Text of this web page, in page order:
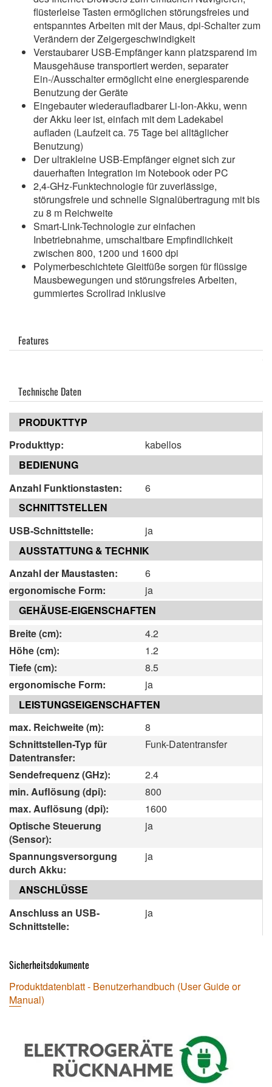
flüsterleise Tasten ermöglichen störungsfreies und
entspanntes Arbeiten mit der Maus, dpi-Schalter zum
Verändern der Zeigergeschwindigkeit
Verstaubarer USB-Empfänger kann platzsparend im
Mausgehäuse transportiert werden, separater
Ein-/Ausschalter ermöglicht eine energiesparende
Benutzung der Geräte
Eingebauter wiederaufladbarer Li-Ion-Akku, wenn
der Akku leer ist, einfach mit dem Ladekabel
aufladen (Laufzeit ca. 75 Tage bei alltäglicher
Benutzung)
Der ultrakleine USB-Empfänger eignet sich zur
dauerhaften Integration im Notebook oder PC
2,4-GHz-Funktechnologie für zuverlässige,
störungsfreie und schnelle Signalübertragung mit bis
zu 8 m Reichweite
Smart-Link-Technologie zur einfachen
Inbetriebnahme, umschaltbare Empfindlichkeit
zwischen 800, 1200 und 1600 dpi
Polymerbeschichtete Gleitfüße sorgen für flüssige
Mausbewegungen und störungsfreies Arbeiten,
gummiertes Scrollrad inklusive
Features
Technische Daten
PRODUKTTYP
Produkttyp:
kabellos
BEDIENUNG
Anzahl Funktionstasten:
6
SCHNITTSTELLEN
USB-Schnittstelle:
ja
AUSSTATTUNG & TECHNIK
Anzahl der Maustasten:
6
ergonomische Form:
ja
GEHÄUSE-EIGENSCHAFTEN
Breite (cm):
4.2
Höhe (cm):
1.2
Tiefe (cm):
8.5
ergonomische Form:
ja
LEISTUNGSEIGENSCHAFTEN
max. Reichweite (m):
8
Schnittstellen-Typ für
Datentransfer:
Funk-Datentransfer
Sendefrequenz (GHz):
2.4
min. Auflösung (dpi):
800
max. Auflösung (dpi):
1600
Optische Steuerung
(Sensor):
ja
Spannungsversorgung
durch Akku:
ja
ANSCHLÜSSE
Anschluss an USB-
Schnittstelle:
ja
Sicherheitsdokumente
Produktdatenblatt - Benutzerhandbuch (User Guide or
Manual)